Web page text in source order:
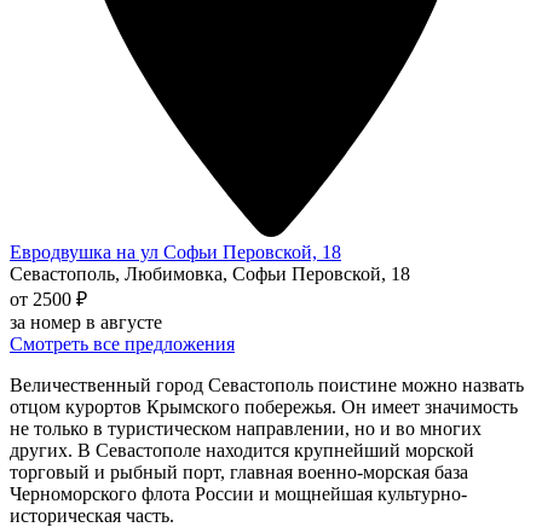
Евродвушка на ул Софьи Перовской, 18
Севастополь, Любимовка, Софьи Перовской, 18
от 2500 ₽
за номер в августе
Смотреть все предложения
Величественный город Севастополь поистине можно назвать
отцом курортов Крымского побережья. Он имеет значимость
не только в туристическом направлении, но и во многих
других. В Севастополе находится крупнейший морской
торговый и рыбный порт, главная военно-морская база
Черноморского флота России и мощнейшая культурно-
историческая часть.